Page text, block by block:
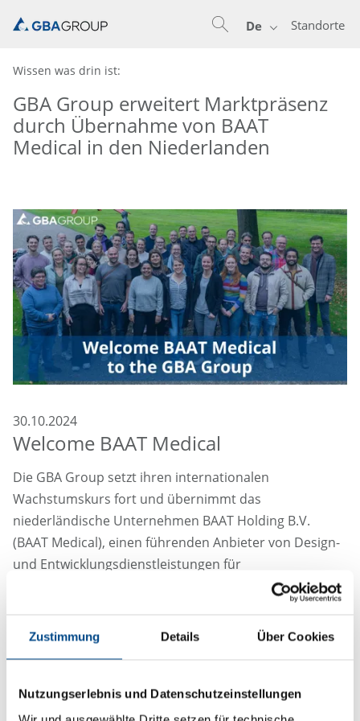
Zustimmung Details Über Cookies
Nutzungserlebnis und Datenschutzeinstellungen
Standorte
De
Wissen was drin ist:
GBA Group erweitert Marktpräsenz
durch Übernahme von BAAT
Medical in den Niederlanden
30.10.2024
Welcome BAAT Medical
Die GBA Group setzt ihren internationalen
Wachstumskurs fort und übernimmt das
niederländische Unternehmen BAAT Holding B.V.
(BAAT Medical), einen führenden Anbieter von Design-
und Entwicklungsdienstleistungen für
Medizinprodukte. Mit dieser strategischen Akquisition
stärkt die GBA Group ihre Position im europäischen
Medizinprodukte-Markt, unter anderem durch die
Produktentwicklung bis hin zur erfolgreichen
Markteinführung.